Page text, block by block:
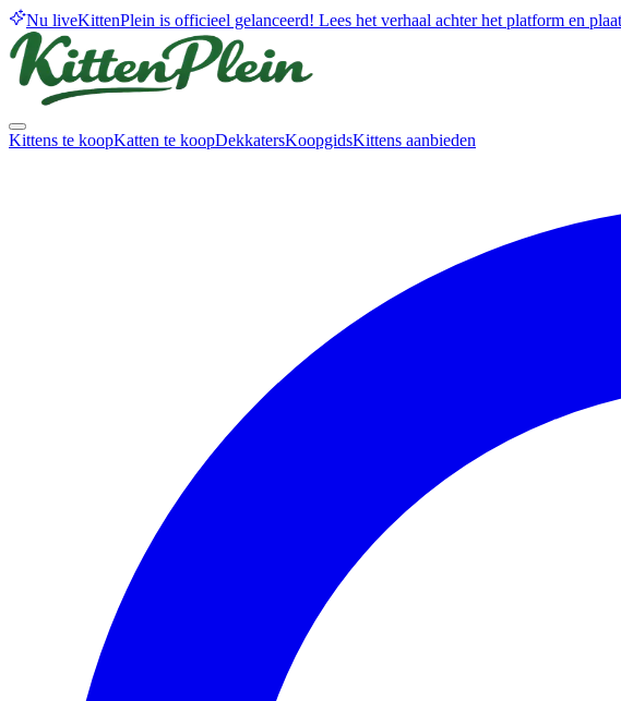
Nu liveKittenPlein is officieel gelanceerd! Lees het verhaal achter het platform en
Kittens te koopKatten te koopDekkatersKoopgidsKittens aanbieden